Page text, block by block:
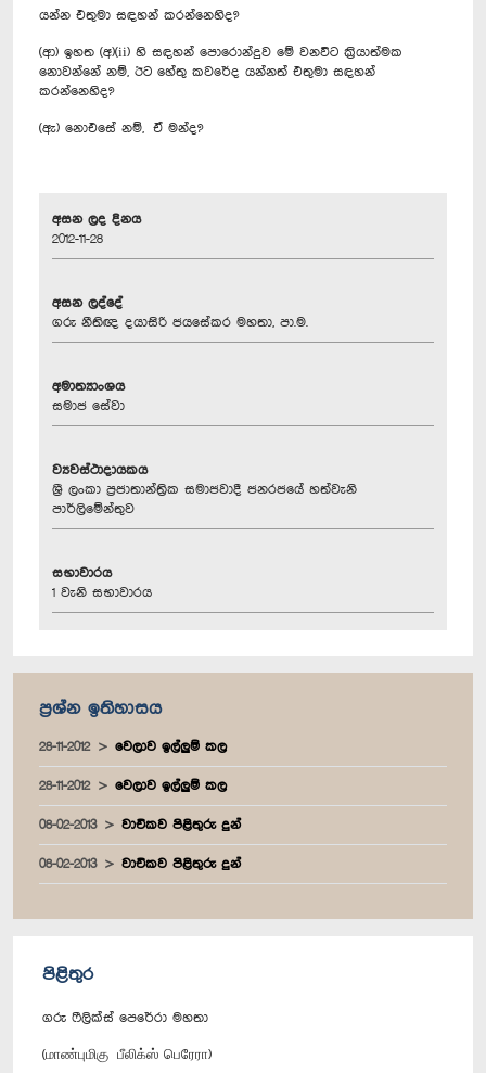
යන්න එතුමා සඳහන් කරන්නෙහිද?
(ආ) ඉහත (අ)(ii) හි සඳහන් පොරොන්දුව මේ වනවිට ක‍්‍රියාත්මක
නොවන්නේ නම්, ඊට හේතු කවරේද යන්නත් එතුමා සඳහන්
කරන්නෙහිද?
(ඇ) නොඑසේ නම්, ඒ මන්ද?
අසන ලද දිනය
2012-11-28
අසන ලද්දේ
ගරු නීතිඥ දයාසිරි ජයසේකර මහතා, පා.ම.
අමාත්‍යාංශය
සමාජ සේවා
ව්‍යවස්ථාදායකය
ශ්‍රී ලංකා ප්‍රජාතාන්ත්‍රික සමාජවාදී ජනරජයේ හත්වැනි
පාර්ලිමේන්තුව
සභාවාරය
1 වැනි සභාවාරය
ප්‍රශ්න ඉතිහාසය
28-11-2012 වෙලාව ඉල්ලුම් කල
28-11-2012 වෙලාව ඉල්ලුම් කල
08-02-2013 වාචිකව පිළිතුරු දුන්
08-02-2013 වාචිකව පිළිතුරු දුන්
පිළිතුර
ගරු ෆීලික්ස් පෙරේරා මහතා
(மாண்புமிகு பீலிக்ஸ் பெரேரா)